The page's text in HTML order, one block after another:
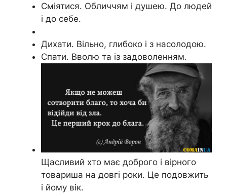
Сміятися. Обличчям і душею. До людей
і до себе.
Дихати. Вільно, глибоко і з насолодою.
Спати. Вволю та із задоволенням.
Щасливий хто має доброго і вірного
товариша на довгі роки. Це подовжить
і йому вік.